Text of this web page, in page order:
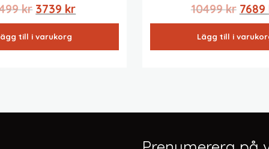
kr Det
ursprungliga
priset
3739 krDet
nuvarande
till i varukorg
10499kr Det
priset
7689
Lägg till i